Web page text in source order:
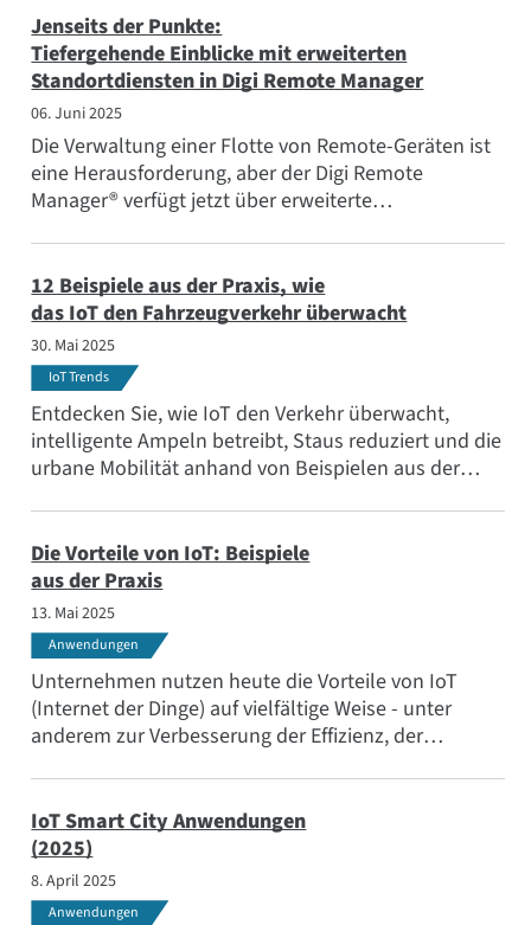
IoT Trends
Technische Einblicke
Anwendungen
Beliebte Themen
Treffen Sie das Team
Abonnieren
Jenseits der Punkte:
Tiefergehende Einblicke mit erweiterten
Standortdiensten in Digi Remote Manager
06. Juni 2025
Die Verwaltung einer Flotte von Remote-Geräten ist
eine Herausforderung, aber der Digi Remote
Manager® verfügt jetzt über erweiterte
Karte mit Filtern für Netzbetreiber, SIM-Anbieter,
Verbindungsstatus und mehr. Lesen Sie unseren
Blog, um mehr über diese Funktionen zu erfahren.
12 Beispiele aus der Praxis, wie
das IoT den Fahrzeugverkehr überwacht
30. Mai 2025
IoT Trends
Entdecken Sie, wie IoT den Verkehr überwacht,
intelligente Ampeln betreibt, Staus reduziert und die
urbane Mobilität anhand von Beispielen aus der
Die Vorteile von IoT: Beispiele
aus der Praxis
13. Mai 2025
Anwendungen
Unternehmen nutzen heute die Vorteile von IoT
(Internet der Dinge) auf vielfältige Weise - unter
anderem zur Verbesserung der Effizienz, der
wettbewerbsfähiger zu sein, besser auf Kunden zu
reagieren und sicherzustellen, dass die Prozesse den
gesetzlichen Vorschriften entsprechen.
IoT Smart City Anwendungen
(2025)
8. April 2025
Anwendungen